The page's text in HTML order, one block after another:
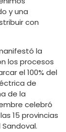
y una
con
la
los procesos
el 100% del
de
de la
celebró
15 provincias